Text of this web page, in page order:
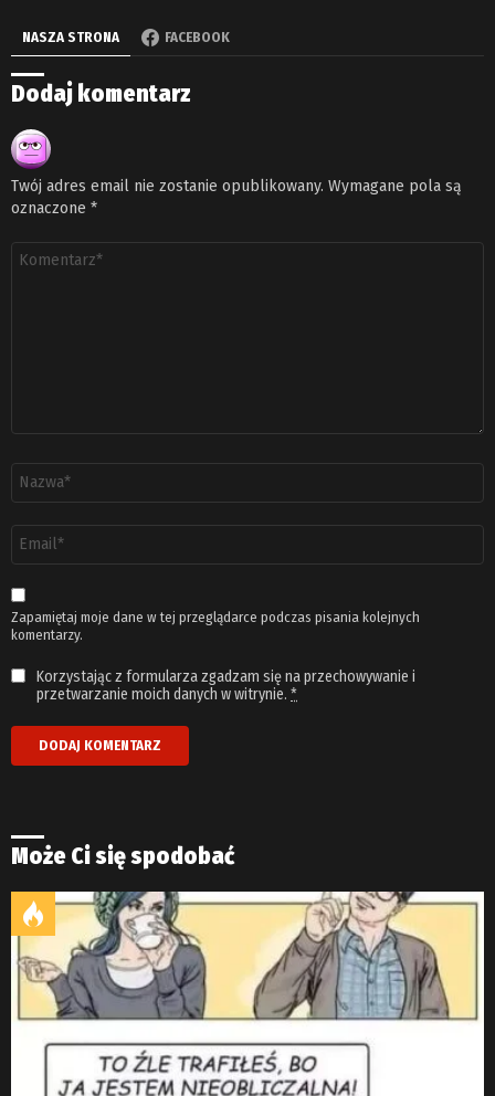
NASZA STRONA FACEBOOK
Dodaj komentarz
Twój adres email nie zostanie opublikowany. Wymagane pola są
oznaczone *
email
*
Zapamiętaj moje dane w tej przeglądarce podczas pisania kolejnych
komentarzy.
Korzystając z formularza zgadzam się na przechowywanie i
przetwarzanie moich danych w witrynie. *
Może Ci się spodobać